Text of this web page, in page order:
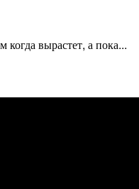
вырастет, а пока...